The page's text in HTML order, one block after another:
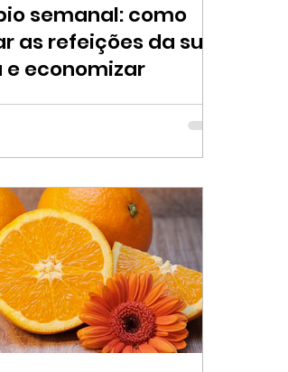
semanal: como
as refeições da sua
economizar